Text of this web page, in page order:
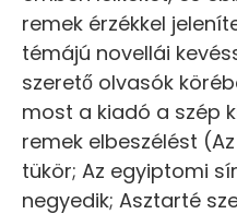
remek érzékkel
témájú novellái
szerető olvasók
most a kiadó a szép
remek elbeszélést
tükör; Az egyiptomi sír
negyedik; Asztarté